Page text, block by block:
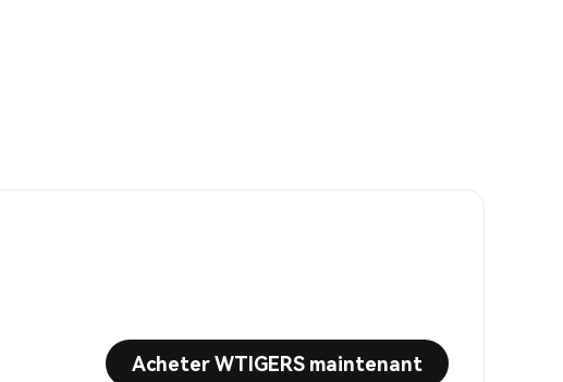
Acheter WTIGERS maintenant